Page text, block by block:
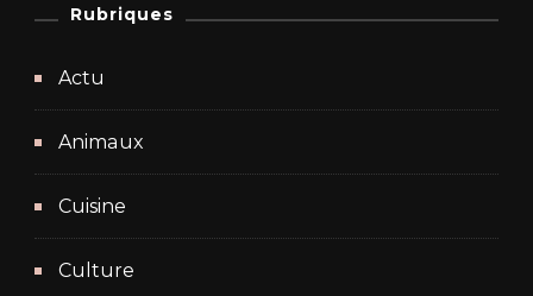
Rubriques
Actu
Animaux
Cuisine
Culture